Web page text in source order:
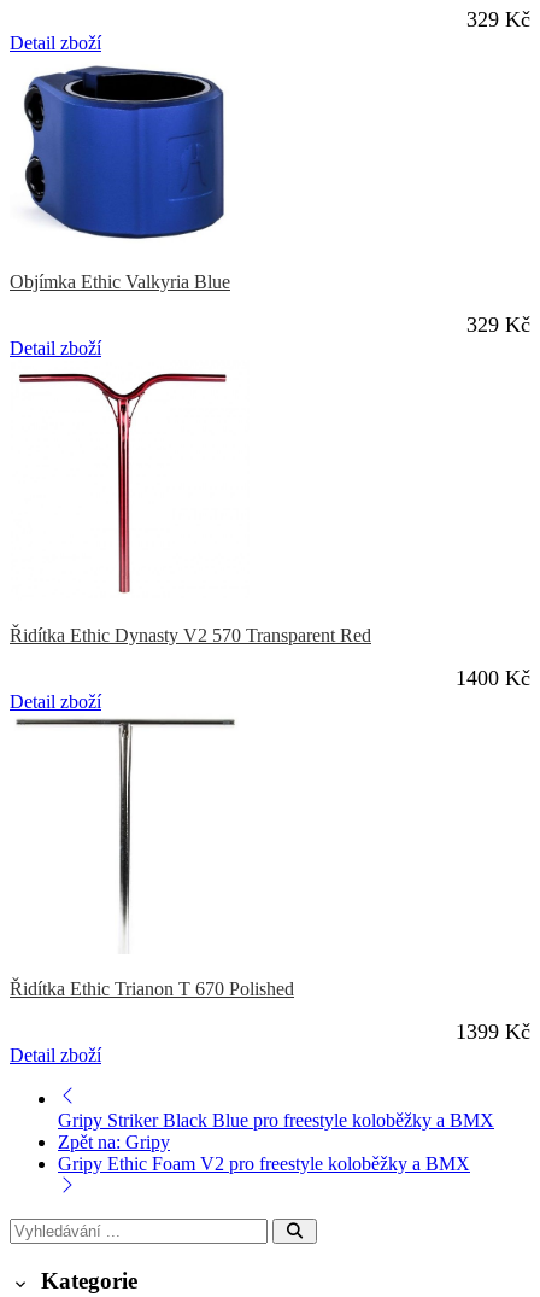
329 Kč
Detail zboží
Objímka Ethic Valkyria Blue
329 Kč
Detail zboží
Řidítka Ethic Dynasty V2 570 Transparent Red
1400 Kč
Detail zboží
Řidítka Ethic Trianon T 670 Polished
1399 Kč
Detail zboží
Gripy Striker Black Blue pro freestyle koloběžky a BMX
Zpět na: Gripy
Gripy Ethic Foam V2 pro freestyle koloběžky a BMX
Kategorie